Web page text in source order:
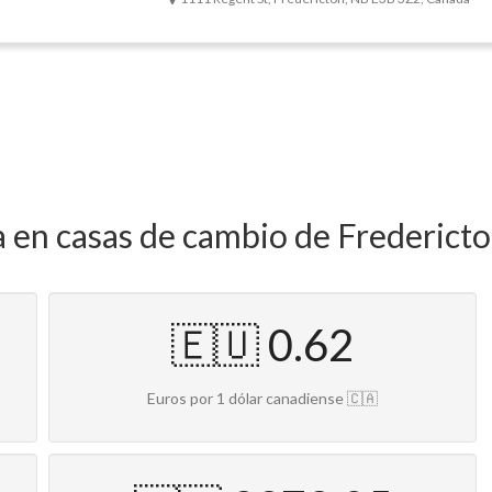
casas de cambio de
🇪🇺 0.62
Euros por 1 dólar canadiense 🇨🇦